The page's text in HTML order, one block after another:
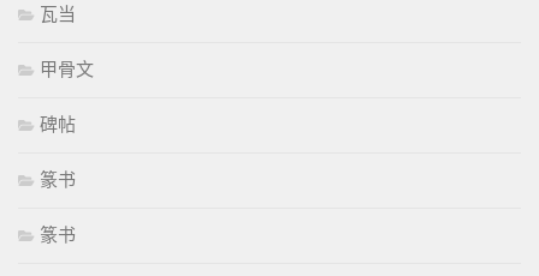
瓦当
甲骨文
碑帖
篆书
篆书